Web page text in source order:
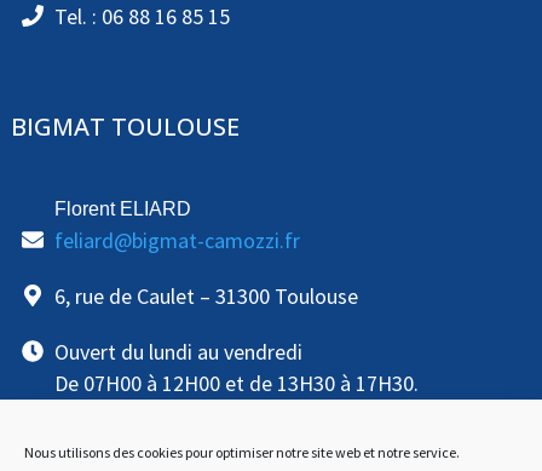
Nous utilisons des cookies pour optimiser notre site web et notre service.
Tel. : 06 88 16 85 15
BIGMAT TOULOUSE
Florent ELIARD
feliard@bigmat-camozzi.fr
6, rue de Caulet – 31300 Toulouse
Ouvert du lundi au vendredi
De 07H00 à 12H00 et de 13H30 à 17H30.